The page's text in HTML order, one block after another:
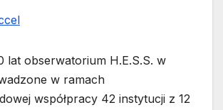
lat obserwatorium H.E.S.S. w
w ramach
współpracy 42 instytucji z 12